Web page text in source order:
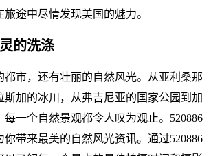
途中尽情发现美国的魅力。
的洗涤
都市，还有壮丽的自然风光。从亚利桑那
斯加的冰川，从弗吉尼亚的国家公园到加
一个自然景观都令人叹为观止。520886
带来最美的自然风光资讯。通过520886